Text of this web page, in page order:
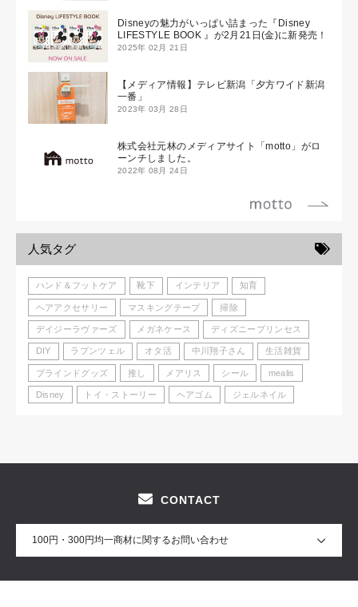
Disneyの魅力がいっぱい詰まった『Disney
LIFESTYLE BOOK 』が2月21日(金)に新発売！
2025年 02月 21日
【メディア情報】テレビ新潟「夕方ワイド新潟
一番」
2023年 03月 28日
株式会社元林のメディアサイト「motto」がロ
ーンチしました。
2022年 08月 24日
人気タグ
ハンド＆フットケア 靴下 インテリア 知育
ヘアアクセサリー マスキングテープ 掃除
デイジーラヴァーズ メガネケース ディズニープリンセス
DIY ラプンツェル オタ活 中川翔子さん 生活雑貨
ブラインドグッズ 推し メアリス シール mealis
Disney トイ・ストーリー ヘアゴム ジェルネイル
CONTACT
100円・300円均一商材に関するお問い合わせ